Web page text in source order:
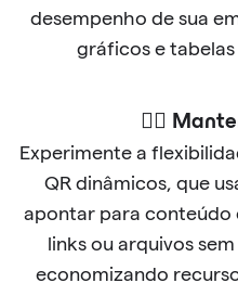
desempenho de sua
gráficos e
🐱‍🏍
Experimente a
QR dinâmicos, que
apontar para
links ou arquivos
economizando